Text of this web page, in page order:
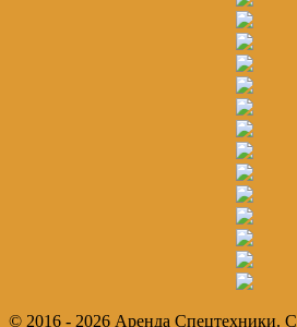
© 2016 - 2026 Аренда Спецтехники.